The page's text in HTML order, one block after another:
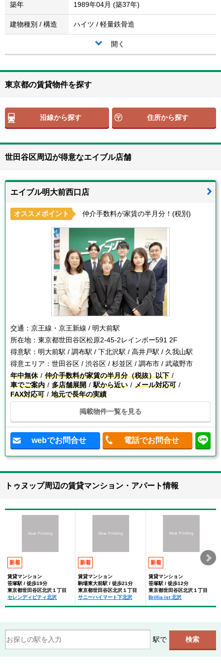
築年 1989年04月 (築37年)
建物種別 / 構造 ハイツ / 軽量鉄骨造
開く
東京都の賃貸物件を探す
沿線から探す 住所から探す
世田谷区周辺が得意なエイブル店舗
エイブル明大前西口店
オススメポイント 仲介手数料が家賃の半月分！(税別)
交通： 京王線・京王新線 / 明大前駅
所在地： 東京都世田谷区松原2-45-2レインボー591 2F
得意駅： 明大前駅 / 調布駅 / 下北沢駅 / 高井戸駅 / 久我山駅
得意エリア： 世田谷区 / 渋谷区 / 杉並区 / 調布市 / 武蔵野市
年中無休
仲介手数料が家賃の半月分（税抜）以下
車でご案内
多店舗展開 駅から近い
メール対応可
FAX対応可
地元で長年の実績
掲載物件一覧を見る
webでお問合せ 電話でお問合せ
トゥヌップ周辺の賃貸マンション・アパート情報
新着
賃貸マンション
笹塚駅 / 徒歩19分
東京都世田谷区北沢１丁目
セレンディピティ北沢
新着
賃貸マンション
駒場東大前駅 / 徒歩21分
東京都世田谷区北沢１丁目
サニーハイマート下北沢
新着
賃貸マンション
笹塚駅 / 徒歩12分
東京都世田谷区北沢１丁目
Brillia ist 北沢
駅で